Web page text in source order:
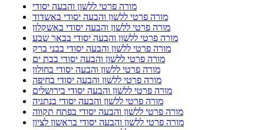
מורה פרטי ללשון והבעה יסודי
מורה פרטי ללשון והבעה יסודי באשדוד
מורה פרטי ללשון והבעה יסודי באשקלון
מורה פרטי ללשון והבעה יסודי בבאר שבע
מורה פרטי ללשון והבעה יסודי בבני ברק
מורה פרטי ללשון והבעה יסודי בבת ים
מורה פרטי ללשון והבעה יסודי בחולון
מורה פרטי ללשון והבעה יסודי בחיפה
מורה פרטי ללשון והבעה יסודי בירושלים
מורה פרטי ללשון והבעה יסודי בנתניה
מורה פרטי ללשון והבעה יסודי בפתח תקווה
מורה פרטי ללשון והבעה יסודי בראשון לציון